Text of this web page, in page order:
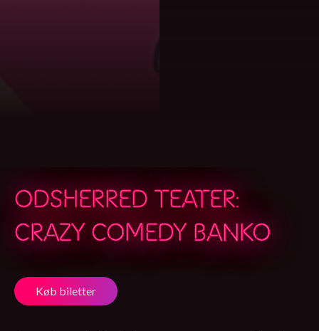
ODSHERRED TEATER:
CRAZY COMEDY BANKO
Køb biletter